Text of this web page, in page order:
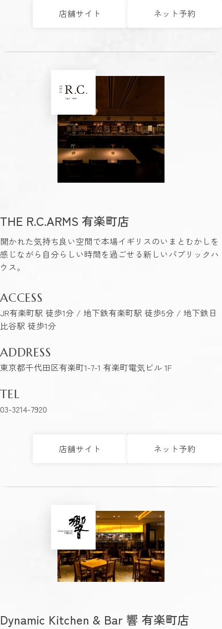
店舗サイト ネット予約
THE R.C.ARMS 有楽町店
開かれた気持ち良い空間で本場イギリスのいまとむかしを
感じながら自分らしい時間を過ごせる新しいパブリックハ
ウス。
ACCESS
JR有楽町駅 徒歩1分 / 地下鉄有楽町駅 徒歩5分 / 地下鉄日
比谷駅 徒歩1分
ADDRESS
東京都千代田区有楽町1-7-1 有楽町電気ビル 1F
TEL
03-3214-7920
店舗サイト ネット予約
Dynamic Kitchen & Bar 響 有楽町店